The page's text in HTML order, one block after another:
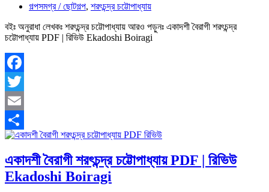
গল্পসমগ্র / ছোটগল্প, শরৎচন্দ্র চট্টোপাধ্যায়
বইঃ অনুরাধা লেখকঃ শরৎচন্দ্র চট্টোপাধ্যায় আরও পড়ুনঃ একাদশী বৈরাগী শরৎচন্দ্র
চট্টোপাধ্যায় PDF | রিভিউ Ekadoshi Boiragi
Facebook
Twitter
Email
Share
একাদশী বৈরাগী শরৎচন্দ্র চট্টোপাধ্যায় PDF | রিভিউ
Ekadoshi Boiragi